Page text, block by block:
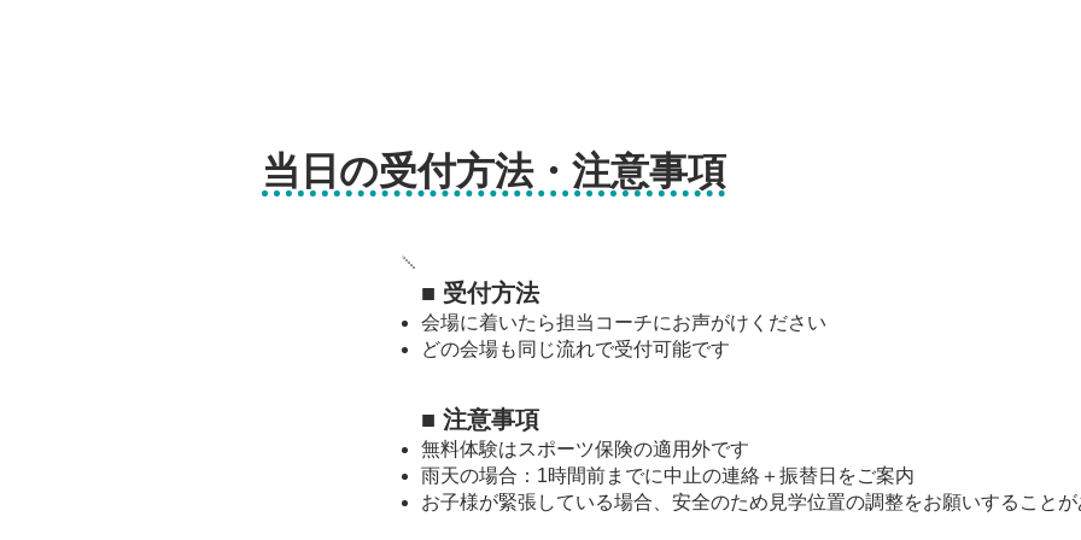
当日の受付方法・注意事項
■ 受付方法
会場に着いたら担当コーチにお声がけください
どの会場も同じ流れで受付可能です
■ 注意事項
無料体験はスポーツ保険の適用外です
雨天の場合：1時間前までに中止の連絡＋振替日をご案内
お子様が緊張している場合、安全のため見学位置の調整をお願いすること